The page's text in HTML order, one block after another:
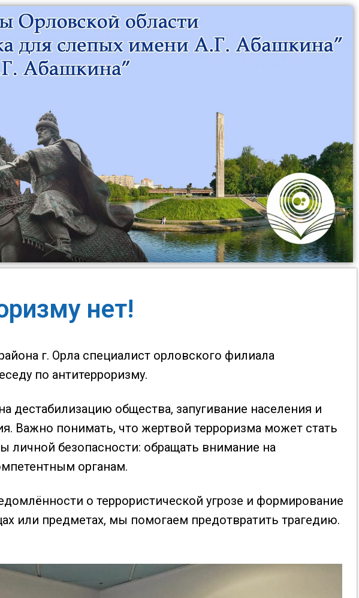
нет!
г. Орла специалист орловского филиала
по антитерроризму.⁣
дестабилизацию общества, запугивание населения и
Важно понимать, что жертвой терроризма может стать
безопасности: обращать внимание на
органам.⁣
о террористической угрозе и формирование
или предметах, мы помогаем предотвратить трагедию.